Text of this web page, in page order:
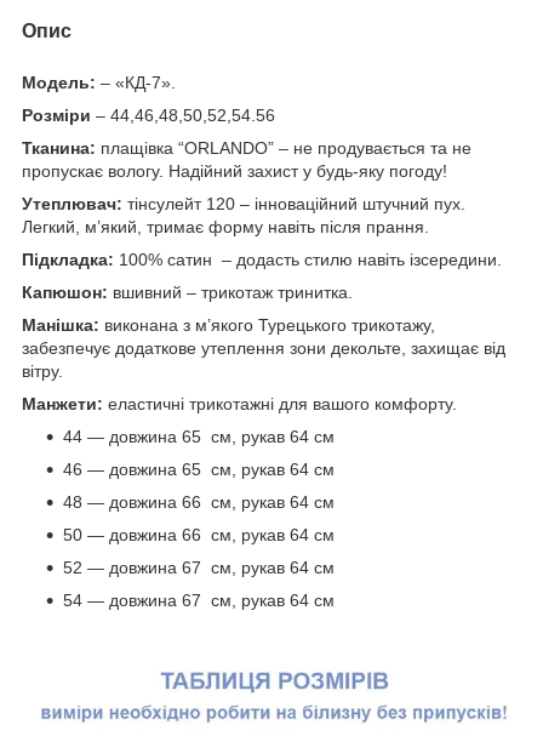
Опис
Модель: – «КД-7».
Розміри – 44,46,48,50,52,54.56
Тканина: плащівка “ORLANDO” – не продувається та не
пропускає вологу. Надійний захист у будь-яку погоду!
Утеплювач: тінсулейт 120 – інноваційний штучний пух.
Легкий, м’який, тримає форму навіть після прання.
Підкладка: 100% сатин – додасть стилю навіть ізсередини.
Капюшон: вшивний – трикотаж тринитка.
Манішка: виконана з м’якого Турецького трикотажу,
забезпечує додаткове утеплення зони декольте, захищає від
вітру.
Манжети: еластичні трикотажні для вашого комфорту.
44 — довжина 65 см, рукав 64 см
46 — довжина 65 см, рукав 64 см
48 — довжина 66 см, рукав 64 см
50 — довжина 66 см, рукав 64 см
52 — довжина 67 см, рукав 64 см
54 — довжина 67 см, рукав 64 см